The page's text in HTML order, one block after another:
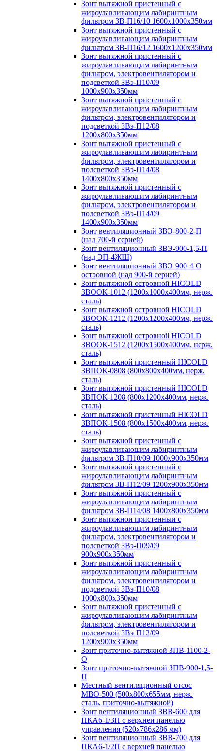
Зонт вытяжной пристенный с
жироулавливающим лабиринтным
фильтром ЗВ-П16/10 1600х1000х350мм
Зонт вытяжной пристенный с
жироулавливающим лабиринтным
фильтром ЗВ-П16/12 1600х1200х350мм
Зонт вытяжной пристенный с
жироулавливающим лабиринтным
фильтром, электровентилятором и
подсветкой ЗВэ-П10/09
1000х900х350мм
Зонт вытяжной пристенный с
жироулавливающим лабиринтным
фильтром, электровентилятором и
подсветкой ЗВэ-П12/08
1200х800х350мм
Зонт вытяжной пристенный с
жироулавливающим лабиринтным
фильтром, электровентилятором и
подсветкой ЗВэ-П14/08
1400х800х350мм
Зонт вытяжной пристенный с
жироулавливающим лабиринтным
фильтром, электровентилятором и
подсветкой ЗВэ-П14/09
1400х900х350мм
Зонт вентиляционный ЗВЭ-800-2-П
(над 700-й серией)
Зонт вентиляционный ЗВЭ-900-1,5-П
(над ЭП-4ЖШ)
Зонт вентиляционный ЗВЭ-900-4-О
островной (над 900-й серией)
Зонт вытяжной островной HICOLD
ЗВООК-1012 (1200х1000х400мм, нерж.
сталь)
Зонт вытяжной островной HICOLD
ЗВООК-1212 (1200x1200x400мм, нерж.
сталь)
Зонт вытяжной островной HICOLD
ЗВООК-1512 (1200х1500х400мм, нерж.
сталь)
Зонт вытяжной пристенный HICOLD
ЗВПОК-0808 (800х800х400мм, нерж.
сталь)
Зонт вытяжной пристенный HICOLD
ЗВПОК-1208 (800х1200х400мм, нерж.
сталь)
Зонт вытяжной пристенный HICOLD
ЗВПОК-1508 (800х1500х400мм, нерж.
сталь)
Зонт вытяжной пристенный с
жироулавливающим лабиринтным
фильтром ЗВ-П10/09 1000х900х350мм
Зонт вытяжной пристенный с
жироулавливающим лабиринтным
фильтром ЗВ-П12/09 1200х900х350мм
Зонт вытяжной пристенный с
жироулавливающим лабиринтным
фильтром ЗВ-П14/08 1400х800х350мм
Зонт вытяжной пристенный с
жироулавливающим лабиринтным
фильтром, электровентилятором и
подсветкой ЗВэ-П09/09
900х900х350мм
Зонт вытяжной пристенный с
жироулавливающим лабиринтным
фильтром, электровентилятором и
подсветкой ЗВэ-П10/08
1000х800х350мм
Зонт вытяжной пристенный с
жироулавливающим лабиринтным
фильтром, электровентилятором и
подсветкой ЗВэ-П12/09
1200х900х350мм
Зонт приточно-вытяжной ЗПВ-1100-2-
О
Зонт приточно-вытяжной ЗПВ-900-1,5-
П
Местный вентиляционный отсос
МВО-500 (500х800х655мм, нерж.
сталь, приточно-вытяжной)
Зонт вентиляционный ЗВВ-600 для
ПКА6-1/3П с верхней панелью
управления (520х786х286 мм)
Зонт вентиляционный ЗВВ-700 для
ПКА6-1/2П с верхней панелью